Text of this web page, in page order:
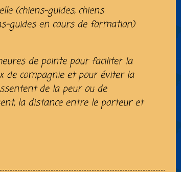
(chiens-guides, chiens
guides en cours de formation)
de pointe pour faciliter la
de compagnie et pour éviter la
de la peur ou de
la distance entre le porteur et